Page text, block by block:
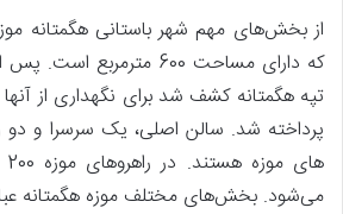
از بخش‌های مهم شهر باستانی هگمتانه
که دارای مساحت 600
تپه هگمتانه کشف شد برای نگهداری از
پرداخته شد. سالن اصلی، یک سرسرا و دو
می‌شود. بخش‌های مختلف موزه هگمتانه